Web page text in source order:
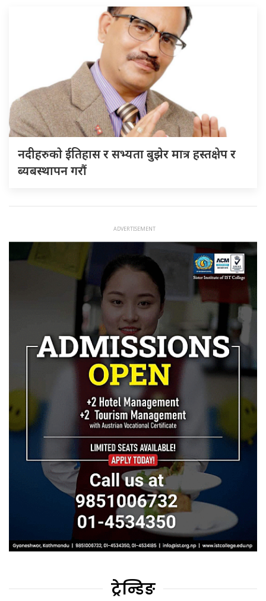
नदीहरुकाे ईतिहास र सभ्यता बुझेर मात्र हस्तक्षेप र
ब्यबस्थापन गराैं
ट्रेन्डिङ